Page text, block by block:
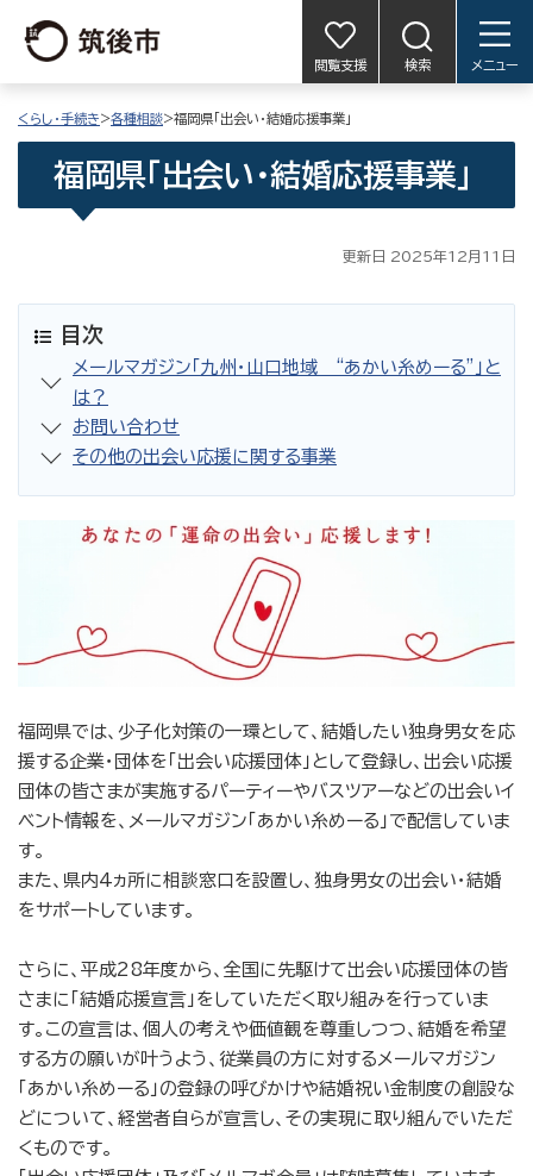
閲覧支援 検索 メニュー
くらし・手続き>各種相談>福岡県「出会い・結婚応援事業」
福岡県「出会い・結婚応援事業」
更新日 2025年12月11日
目次
メールマガジン「九州・山口地域 “あかい糸めーる”」と
は？
お問い合わせ
その他の出会い応援に関する事業
福岡県では、少子化対策の一環として、結婚したい独身男女を応
援する企業・団体を「出会い応援団体」として登録し、出会い応援
団体の皆さまが実施するパーティーやバスツアーなどの出会いイ
ベント情報を、メールマガジン「あかい糸めーる」で配信していま
す。
また、県内4ヵ所に相談窓口を設置し、独身男女の出会い・結婚
をサポートしています。
さらに、平成28年度から、全国に先駆けて出会い応援団体の皆
さまに「結婚応援宣言」をしていただく取り組みを行っていま
す。この宣言は、個人の考えや価値観を尊重しつつ、結婚を希望
する方の願いが叶うよう、従業員の方に対するメールマガジン
「あかい糸めーる」の登録の呼びかけや結婚祝い金制度の創設な
どについて、経営者自らが宣言し、その実現に取り組んでいただ
くものです。